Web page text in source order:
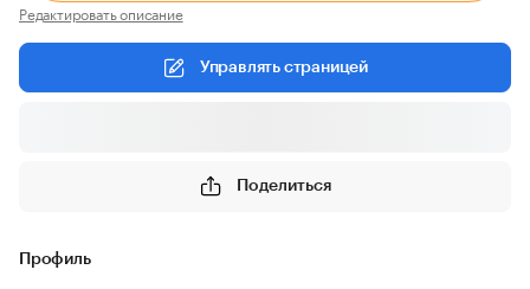
Редактировать описание
Управлять страницей
Поделиться
Профиль